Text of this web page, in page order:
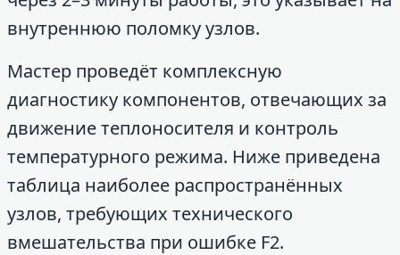
внутреннюю поломку узлов.
Мастер проведёт комплексную
диагностику компонентов, отвечающих за
движение теплоносителя и контроль
температурного режима. Ниже приведена
таблица наиболее распространённых
узлов, требующих технического
вмешательства при ошибке F2.